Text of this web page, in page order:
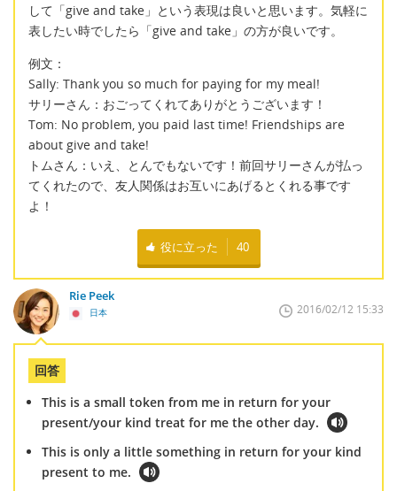
して「give and take」という表現は良いと思います。気軽に
表したい時でしたら「give and take」の方が良いです。
例文：
Sally: Thank you so much for paying for my meal!
サリーさん：おごってくれてありがとうございます！
Tom: No problem, you paid last time! Friendships are
about give and take!
トムさん：いえ、とんでもないです！前回サリーさんが払っ
てくれたので、友人関係はお互いにあげるとくれる事です
よ！
役に立った 40
Rie Peek
日本 2016/02/12 15:33
回答
This is a small token from me in return for your
present/your kind treat for me the other day.
This is only a little something in return for your kind
present to me.